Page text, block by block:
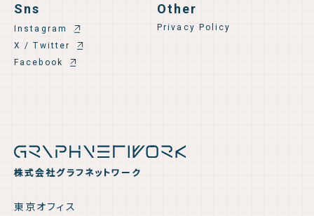
株式会社グラフネットワーク
東京オフィス
Sns
Instagram
X / Twitter
Facebook
Other
Privacy Policy